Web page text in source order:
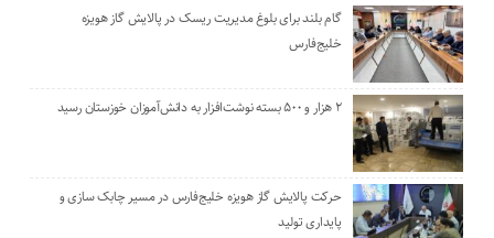
گام بلند برای بلوغ مدیریت ریسک در پالایش گاز هویزه
خلیج‌فارس
۲ هزار و ۵۰۰ بسته نوشت‌افزار به دانش‌آموزان خوزستان رسید
حرکت پالایش گاز هویزه خلیج‌فارس در مسیر چابک سازی و
پایداری تولید